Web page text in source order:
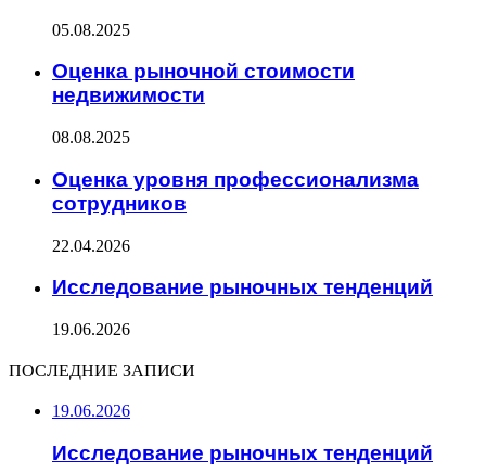
05.08.2025
Оценка рыночной стоимости
недвижимости
08.08.2025
Оценка уровня профессионализма
сотрудников
22.04.2026
Исследование рыночных тенденций
19.06.2026
ПОСЛЕДНИЕ ЗАПИСИ
19.06.2026
Исследование рыночных тенденций